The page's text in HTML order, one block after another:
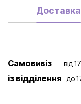
Доставка
Самовивіз від
із відділення до